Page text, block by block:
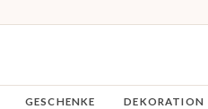
GESCHENKE DEKORATION